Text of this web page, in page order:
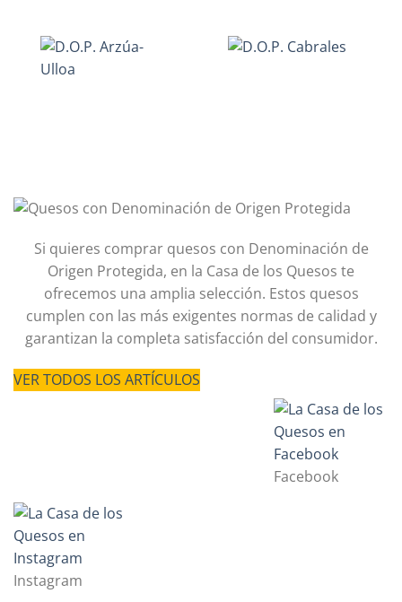
Si quieres comprar quesos con Denominación de
Origen Protegida, en la Casa de los Quesos te
ofrecemos una amplia selección. Estos quesos
cumplen con las más exigentes normas de calidad y
garantizan la completa satisfacción del consumidor.
VER TODOS LOS ARTÍCULOS
Facebook
Instagram